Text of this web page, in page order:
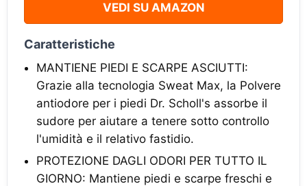
VEDI SU AMAZON
Caratteristiche
MANTIENE PIEDI E SCARPE ASCIUTTI:
Grazie alla tecnologia Sweat Max, la Polvere
antiodore per i piedi Dr. Scholl's assorbe il
sudore per aiutare a tenere sotto controllo
l'umidità e il relativo fastidio.
PROTEZIONE DAGLI ODORI PER TUTTO IL
GIORNO: Mantiene piedi e scarpe freschi e